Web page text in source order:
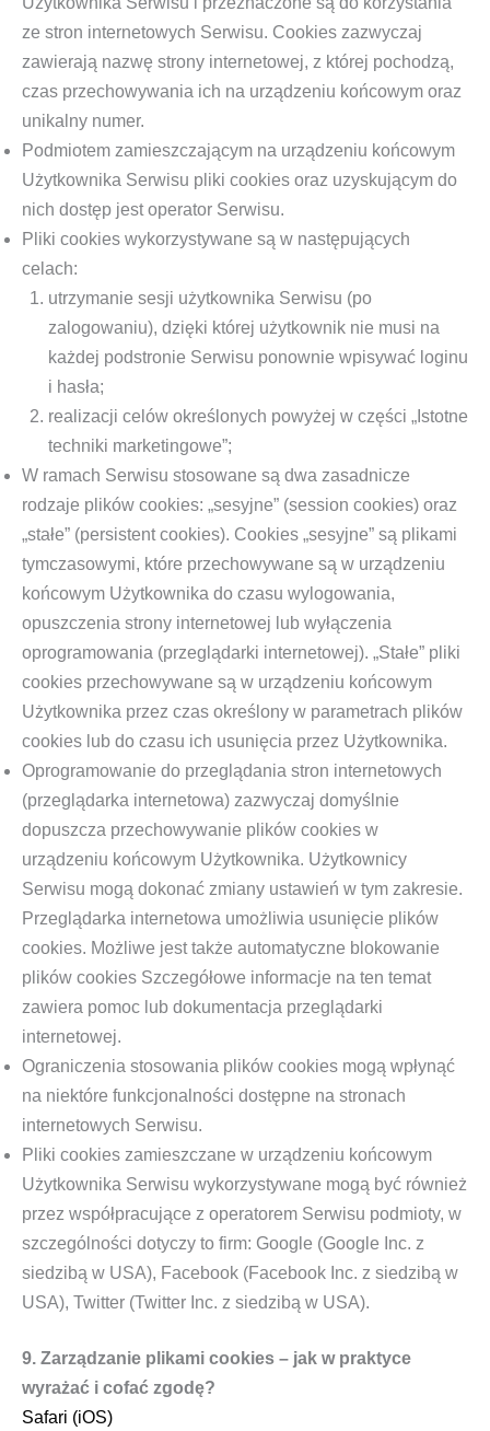
ze stron internetowych Serwisu. Cookies zazwyczaj
zawierają nazwę strony internetowej, z której pochodzą,
czas przechowywania ich na urządzeniu końcowym oraz
unikalny numer.
Podmiotem zamieszczającym na urządzeniu końcowym
Użytkownika Serwisu pliki cookies oraz uzyskującym do
nich dostęp jest operator Serwisu.
Pliki cookies wykorzystywane są w następujących
celach:
utrzymanie sesji użytkownika Serwisu (po
zalogowaniu), dzięki której użytkownik nie musi na
każdej podstronie Serwisu ponownie wpisywać loginu
i hasła;
realizacji celów określonych powyżej w części „Istotne
techniki marketingowe”;
W ramach Serwisu stosowane są dwa zasadnicze
rodzaje plików cookies: „sesyjne” (session cookies) oraz
„stałe” (persistent cookies). Cookies „sesyjne” są plikami
tymczasowymi, które przechowywane są w urządzeniu
końcowym Użytkownika do czasu wylogowania,
opuszczenia strony internetowej lub wyłączenia
oprogramowania (przeglądarki internetowej). „Stałe” pliki
cookies przechowywane są w urządzeniu końcowym
Użytkownika przez czas określony w parametrach plików
cookies lub do czasu ich usunięcia przez Użytkownika.
Oprogramowanie do przeglądania stron internetowych
(przeglądarka internetowa) zazwyczaj domyślnie
dopuszcza przechowywanie plików cookies w
urządzeniu końcowym Użytkownika. Użytkownicy
Serwisu mogą dokonać zmiany ustawień w tym zakresie.
Przeglądarka internetowa umożliwia usunięcie plików
cookies. Możliwe jest także automatyczne blokowanie
plików cookies Szczegółowe informacje na ten temat
zawiera pomoc lub dokumentacja przeglądarki
internetowej.
Ograniczenia stosowania plików cookies mogą wpłynąć
na niektóre funkcjonalności dostępne na stronach
internetowych Serwisu.
Pliki cookies zamieszczane w urządzeniu końcowym
Użytkownika Serwisu wykorzystywane mogą być również
przez współpracujące z operatorem Serwisu podmioty, w
szczególności dotyczy to firm: Google (Google Inc. z
siedzibą w USA), Facebook (Facebook Inc. z siedzibą w
USA), Twitter (Twitter Inc. z siedzibą w USA).
9. Zarządzanie plikami cookies – jak w praktyce
wyrażać i cofać zgodę?
Safari (iOS)